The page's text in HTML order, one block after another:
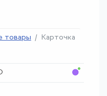
товары Карточка